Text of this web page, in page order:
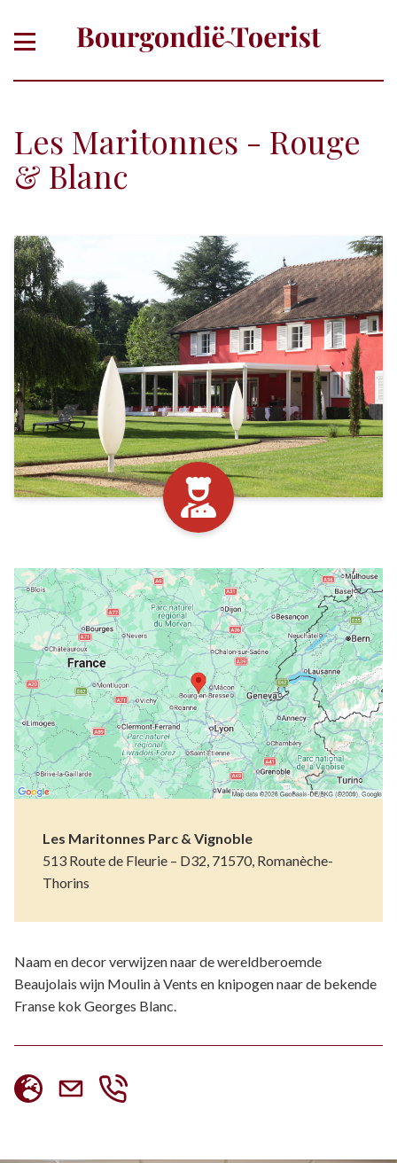
Les Maritonnes - Rouge
& Blanc
Les Maritonnes Parc & Vignoble
513 Route de Fleurie – D32, 71570, Romanèche-
Thorins
Naam en decor verwijzen naar de wereldberoemde
Beaujolais wijn Moulin à Vents en knipogen naar de bekende
Franse kok Georges Blanc.